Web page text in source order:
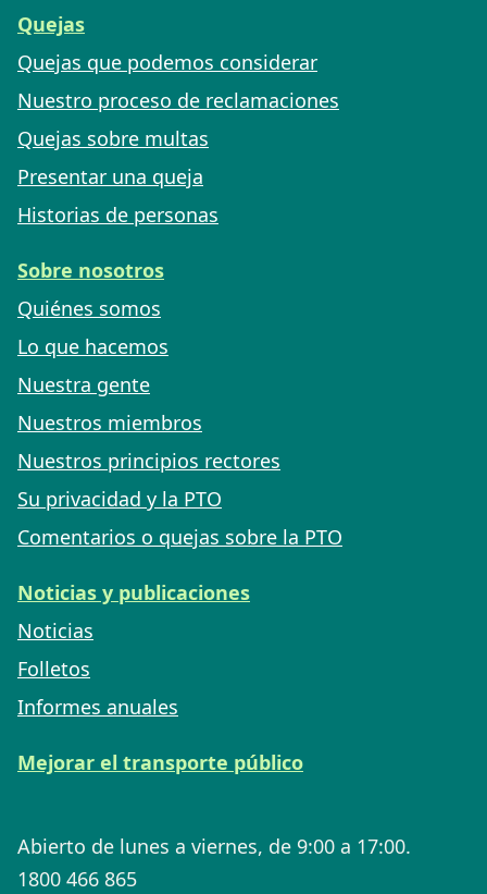
Quejas
Quejas que podemos considerar
Nuestro proceso de reclamaciones
Quejas sobre multas
Presentar una queja
Historias de personas
Sobre nosotros
Quiénes somos
Lo que hacemos
Nuestra gente
Nuestros miembros
Nuestros principios rectores
Su privacidad y la PTO
Comentarios o quejas sobre la PTO
Noticias y publicaciones
Noticias
Folletos
Informes anuales
Mejorar el transporte público
Abierto de lunes a viernes, de 9:00 a 17:00.
1800 466 865